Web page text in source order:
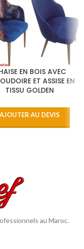
EN BOIS AVEC
ET ASSISE EN
TISSU GOLDEN
AJOUTER AU DEVIS
au Maroc.